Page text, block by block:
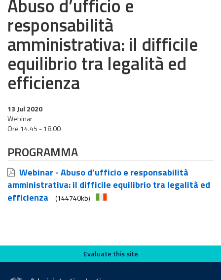
Abuso d’ufficio e
responsabilità
amministrativa: il difficile
equilibrio tra legalità ed
efficienza
13 Jul 2020
Webinar
Ore 14.45 - 18.00
PROGRAMMA
Webinar - Abuso d’ufficio e responsabilità
amministrativa: il difficile equilibrio tra legalità ed
efficienza
(144740kb)
Evaluate this siteEvaluate this site